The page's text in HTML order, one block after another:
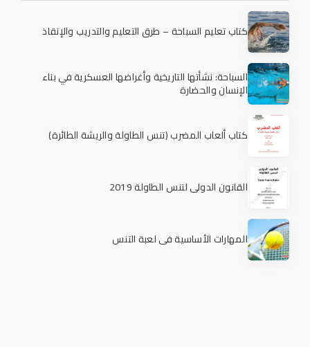
كتاب تعليم السباحة – طرق التعليم والتدريب والإنقاذ
السباحة: نشأتها التاريخية وأغراضها العسكرية في بناء
الإنسان والحضارة
كتاب ألعاب المضرب (تنس الطاولة والريشة الطائرة)
القانون الدولي لتنس الطاولة 2019
المهارات الأساسية في لعبة التنس